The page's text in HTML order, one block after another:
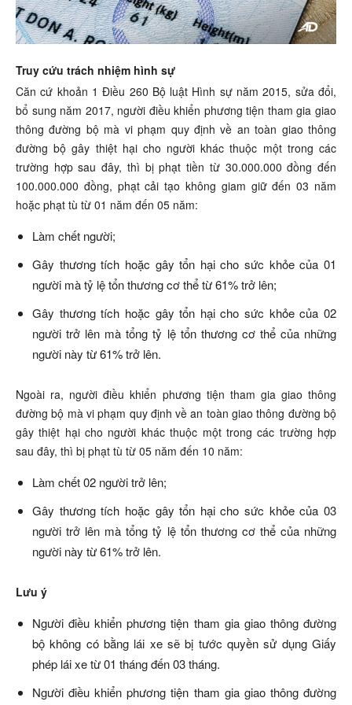
Truy cứu trách nhiệm hình sự
Căn cứ khoản 1 Điều 260 Bộ luật Hình sự năm 2015, sửa đổi,
bổ sung năm 2017, người điều khiển phương tiện tham gia giao
thông đường bộ mà vi phạm quy định về an toàn giao thông
đường bộ gây thiệt hại cho người khác thuộc một trong các
trường hợp sau đây, thì bị phạt tiền từ 30.000.000 đồng đến
100.000.000 đồng, phạtcải tạo không giam giữ đến 03 năm
hoặc phạt tù từ 01 năm đến 05 năm:
Làm chết người;
Gây thương tích hoặc gây tổn hại cho sức khỏe của 01
người mà tỷ lệtổn thương cơ thể từ 61% trở lên;
Gây thương tích hoặc gây tổn hại cho sức khỏe của 02
người trở lên mà tổng tỷ lệ tổn thương cơ thể của những
người này từ61% trở lên.
Ngoài ra, người điều khiển phương tiện tham gia giao thông
đường bộ mà vi phạm quy định về an toàn giao thông đường bộ
gây thiệt hại cho người khác thuộc một trong các trường hợp
sau đây, thì bị phạt tù từ 05 năm đến 10 năm:
Làm chết 02 người trở lên;
Gây thương tích hoặc gây tổn hại cho sức khỏe của 03
người trở lên mà tổng tỷ lệ tổn thương cơ thể của những
người này từ61% trở lên.
Lưu ý
Người điều khiển phương tiện tham gia giao thông đường
bộ không có bằng lái xe sẽ bị tước quyền sử dụng Giấy
phép lái xe từ 01 tháng đến 03 tháng.
Người điều khiển phương tiện tham gia giao thông đường